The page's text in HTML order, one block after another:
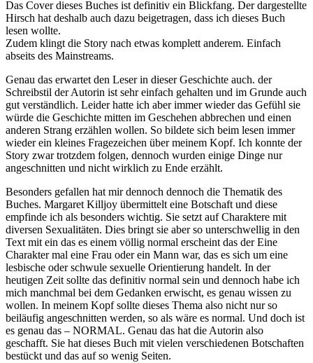
Das Cover dieses Buches ist definitiv ein Blickfang. Der dargestellte
Hirsch hat deshalb auch dazu beigetragen, dass ich dieses Buch
lesen wollte.
Zudem klingt die Story nach etwas komplett anderem. Einfach
abseits des Mainstreams.
Genau das erwartet den Leser in dieser Geschichte auch. der
Schreibstil der Autorin ist sehr einfach gehalten und im Grunde auch
gut verständlich. Leider hatte ich aber immer wieder das Gefühl sie
würde die Geschichte mitten im Geschehen abbrechen und einen
anderen Strang erzählen wollen. So bildete sich beim lesen immer
wieder ein kleines Fragezeichen über meinem Kopf. Ich konnte der
Story zwar trotzdem folgen, dennoch wurden einige Dinge nur
angeschnitten und nicht wirklich zu Ende erzählt.
Besonders gefallen hat mir dennoch dennoch die Thematik des
Buches. Margaret Killjoy übermittelt eine Botschaft und diese
empfinde ich als besonders wichtig. Sie setzt auf Charaktere mit
diversen Sexualitäten. Dies bringt sie aber so unterschwellig in den
Text mit ein das es einem völlig normal erscheint das der Eine
Charakter mal eine Frau oder ein Mann war, das es sich um eine
lesbische oder schwule sexuelle Orientierung handelt. In der
heutigen Zeit sollte das definitiv normal sein und dennoch habe ich
mich manchmal bei dem Gedanken erwischt, es genau wissen zu
wollen. In meinem Kopf sollte dieses Thema also nicht nur so
beiläufig angeschnitten werden, so als wäre es normal. Und doch ist
es genau das – NORMAL. Genau das hat die Autorin also
geschafft. Sie hat dieses Buch mit vielen verschiedenen Botschaften
bestückt und das auf so wenig Seiten.